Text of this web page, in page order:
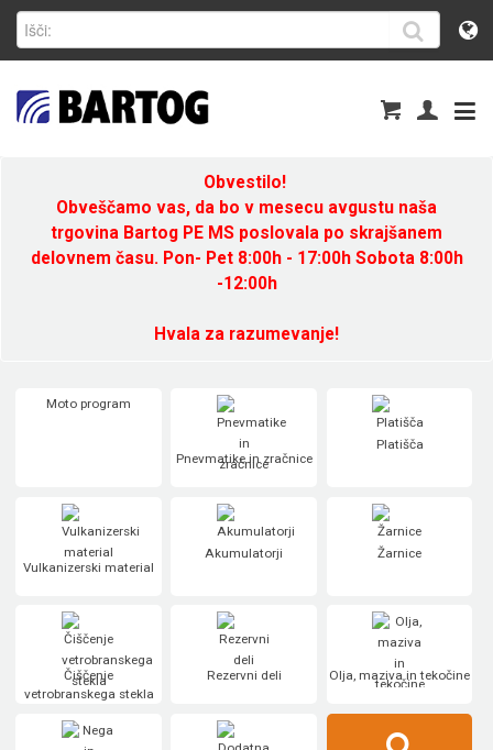
Obvestilo!
Obveščamo vas, da bo v mesecu avgustu naša
trgovina Bartog PE MS poslovala po skrajšanem
delovnem času. Pon- Pet 8:00h - 17:00h Sobota 8:00h
-12:00h
Hvala za razumevanje!
Moto program
Pnevmatike in zračnice
Platišča
Vulkanizerski material
Akumulatorji Žarnice
Čiščenje
vetrobranskega stekla
Rezervni deli Olja, maziva in tekočine